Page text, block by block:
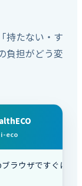
持たない・す
負担がどう変
i-eco
ラウザですぐに利